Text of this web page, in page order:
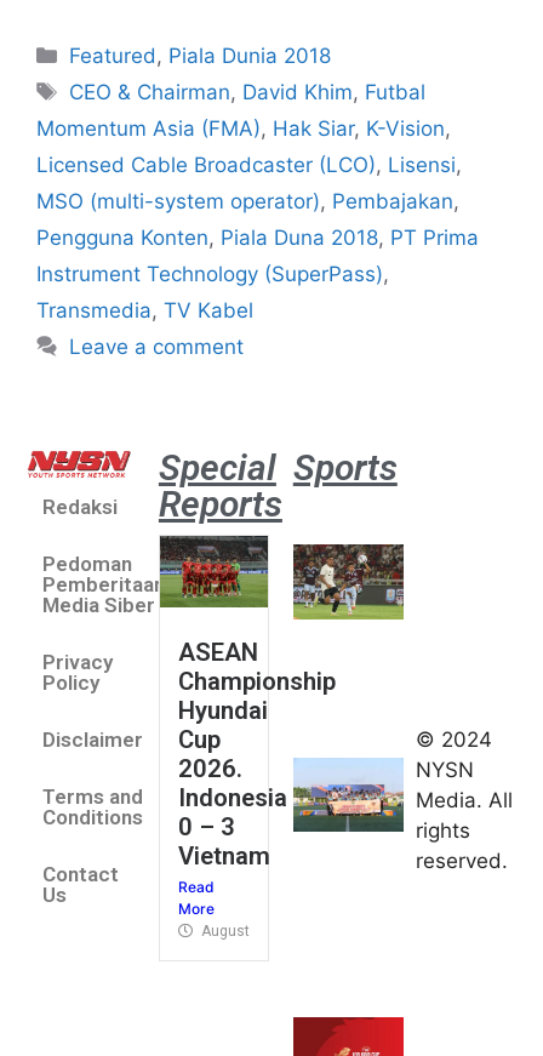
Featured, Piala Dunia 2018
CEO & Chairman, David Khim, Futbal
Momentum Asia (FMA), Hak Siar, K-Vision,
Licensed Cable Broadcaster (LCO), Lisensi,
MSO (multi-system operator), Pembajakan,
Pengguna Konten, Piala Duna 2018, PT Prima
Instrument Technology (SuperPass),
Transmedia, TV Kabel
Leave a comment
Redaksi
Pedoman
Pemberitaan
Media Siber
Privacy
Policy
Disclaimer
Terms and
Conditions
Contact
Us
Special
Reports
ASEAN
Championship
Hyundai
Cup
2026.
Indonesia
0 – 3
Vietnam
Read
More
August 4, 2026
Sports
umum
Kejurnas
Panahan
Junior di
Kudus
© 2024
NYSN
Media. All
rights
reserved.